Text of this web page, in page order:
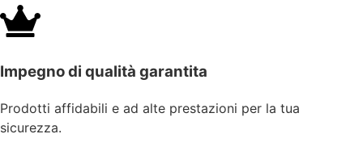
Impegno di qualità garantita
Prodotti affidabili e ad alte prestazioni per la tua
sicurezza.